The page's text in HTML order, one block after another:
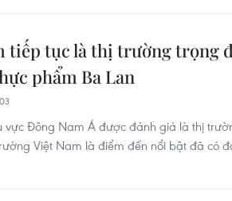
tiếp tục là thị trường trọng
phẩm Ba Lan
vực Đông Nam Á được đánh giá là thị
Việt Nam là điểm đến nổi bật đã có